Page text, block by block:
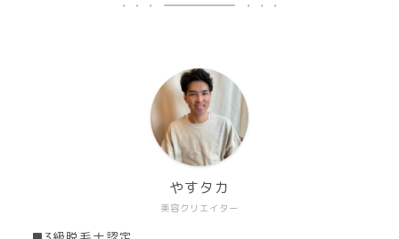
美容クリエイター
やすタカ